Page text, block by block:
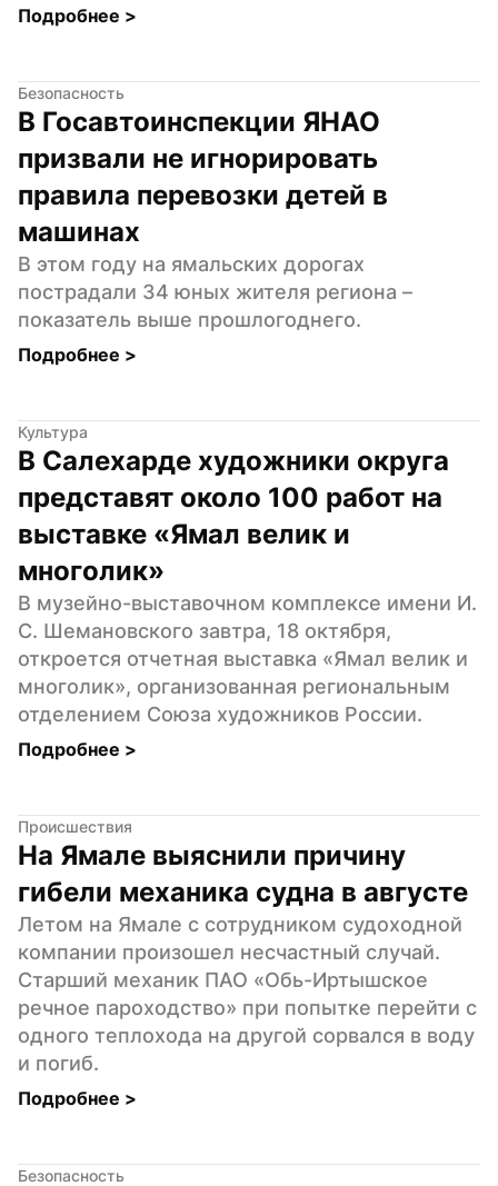
Подробнее >
Безопасность
В Госавтоинспекции ЯНАО
призвали не игнорировать
правила перевозки детей в
машинах
В этом году на ямальских дорогах
пострадали 34 юных жителя региона –
показатель выше прошлогоднего.
Подробнее >
Культура
В Салехарде художники округа
представят около 100 работ на
выставке «Ямал велик и
многолик»
В музейно-выставочном комплексе имени И.
С. Шемановского завтра, 18 октября,
откроется отчетная выставка «Ямал велик и
многолик», организованная региональным
отделением Союза художников России.
Подробнее >
Происшествия
На Ямале выяснили причину
гибели механика судна в августе
Летом на Ямале с сотрудником судоходной
компании произошел несчастный случай.
Старший механик ПАО «Обь-Иртышское
речное пароходство» при попытке перейти с
одного теплохода на другой сорвался в воду
и погиб.
Подробнее >
Безопасность